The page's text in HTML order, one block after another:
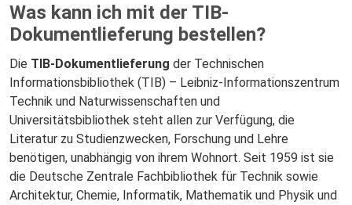
Was kann ich mit der TIB-
Dokumentlieferung bestellen?
Die TIB-Dokumentlieferung der Technischen
Informationsbibliothek (TIB) – Leibniz-Informationszentrum
Technik und Naturwissenschaften und
Universitätsbibliothek steht allen zur Verfügung, die
Literatur zu Studienzwecken, Forschung und Lehre
benötigen, unabhängig von ihrem Wohnort. Seit 1959 ist sie
die Deutsche Zentrale Fachbibliothek für Technik sowie
Architektur, Chemie, Informatik, Mathematik und Physik und